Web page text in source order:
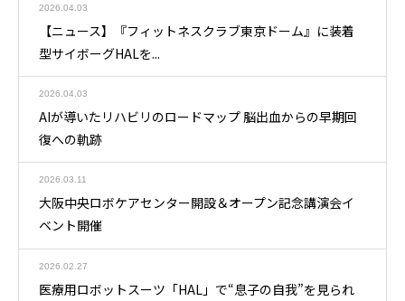
2026.04.03
【ニュース】『フィットネスクラブ東京ドーム』に装着
型サイボーグHALを...
2026.04.03
AIが導いたリハビリのロードマップ 脳出血からの早期回
復への軌跡
2026.03.11
大阪中央ロボケアセンター開設＆オープン記念講演会イ
ベント開催
2026.02.27
医療用ロボットスーツ「HAL」で“息子の自我”を見られ